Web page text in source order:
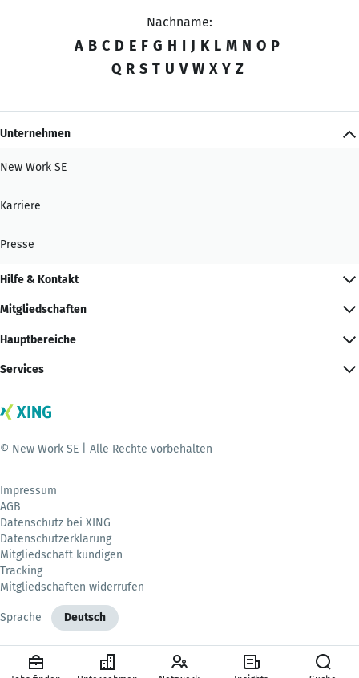
Nachname:
A B C D E F G H I J K L M N O P
Q R S T U V W X Y Z
Unternehmen
New Work SE
Karriere
Presse
Hilfe & Kontakt
Mitgliedschaften
Hauptbereiche
Services
© New Work SE | Alle Rechte vorbehalten
Impressum
AGB
Datenschutz bei XING
Datenschutzerklärung
Mitgliedschaft kündigen
Tracking
Mitgliedschaften widerrufen
Sprache Deutsch